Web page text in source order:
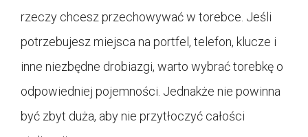
rzeczy chcesz przechowywać w torebce. Jeśli
potrzebujesz miejsca na portfel, telefon, klucze i
inne niezbędne drobiazgi, warto wybrać torebkę o
odpowiedniej pojemności. Jednakże nie powinna
być zbyt duża, aby nie przytłoczyć całości